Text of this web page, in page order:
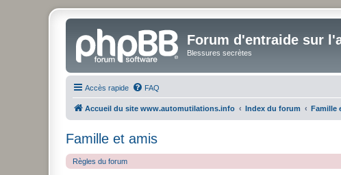
Forum d'entraide sur
Blessures secrètes
Accès rapide FAQ
Accueil du site www.automutilations.info Index du forum Famille
Famille et amis
Règles du forum